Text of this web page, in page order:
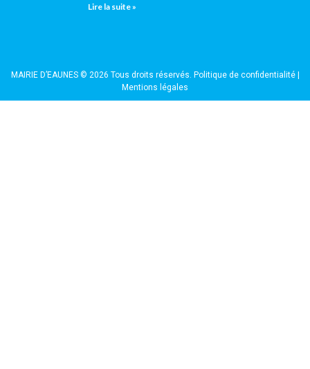
Lire la suite »
MAIRIE D’EAUNES © 2026 Tous droits réservés. Politique de confidentialité|
Mentions légales